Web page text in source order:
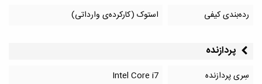
رده‌بندی کیفی استوک (کارکرده‌ی وارداتی)
پردازنده
سِری پردازنده
Intel Core i7